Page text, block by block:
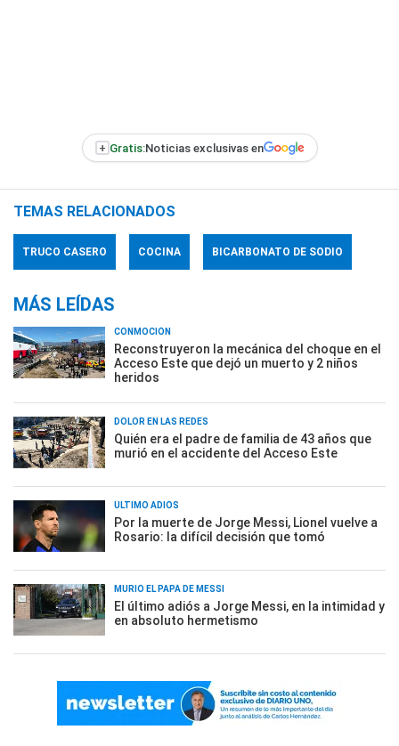
+ Gratis:Noticias exclusivas en
TEMAS RELACIONADOS
TRUCO CASERO COCINA BICARBONATO DE SODIO
MÁS LEÍDAS
CONMOCIÓN
Reconstruyeron la mecánica del choque en el
Acceso Este que dejó un muerto y 2 niños
heridos
DOLOR EN LAS REDES
Quién era el padre de familia de 43 años que
murió en el accidente del Acceso Este
ÚLTIMO ADIÓS
Por la muerte de Jorge Messi, Lionel vuelve a
Rosario: la difícil decisión que tomó
MURIÓ EL PAPÁ DE MESSI
El último adiós a Jorge Messi, en la intimidad y
en absoluto hermetismo